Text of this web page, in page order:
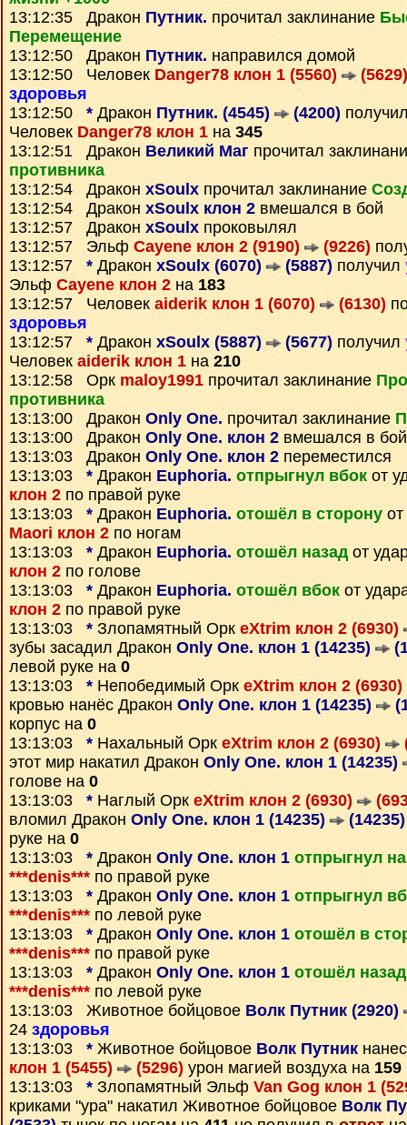
13:12:35 Дракон Путник. прочитал заклинание
Перемещение
13:12:50 Дракон Путник. направился домой
13:12:50 Человек Danger78 клон 1 (5560)
(5629)
здоровья
13:12:50 * Дракон Путник. (4545) (4200)
Человек Danger78 клон 1 на 345
13:12:51 Дракон Великий Маг прочитал
противника
13:12:54 Дракон xSoulx прочитал заклинание
13:12:54 Дракон xSoulx клон 2 вмешался в бой
13:12:57 Дракон xSoulx проковылял
13:12:57 Эльф Cayene клон 2 (9190) (9226)
13:12:57 * Дракон xSoulx (6070) (5887) получил
Эльф Cayene клон 2 на 183
13:12:57 Человек aiderik клон 1 (6070) (6130)
здоровья
13:12:57 * Дракон xSoulx (5887) (5677) получил
Человек aiderik клон 1 на 210
13:12:58 Орк maloy1991 прочитал заклинание
противника
13:13:00 Дракон Only One. прочитал заклинание
13:13:00 Дракон Only One. клон 2 вмешался в бой
13:13:03 Дракон Only One. клон 2 переместился
13:13:03 * Дракон Euphoria. отпрыгнул вбок от
клон 2 по правой руке
13:13:03 * Дракон Euphoria. отошёл в сторону
Maori клон 2 по ногам
13:13:03 * Дракон Euphoria. отошёл назадот
клон 2 по голове
13:13:03 * Дракон Euphoria. отошёл вбок от
клон 2 по правой руке
13:13:03 * Злопамятный Орк eXtrim клон 2 (6930)
зубы засадил Дракон Only One. клон 1 (14235)
левой руке на 0
13:13:03 * Непобедимый Орк eXtrim клон 2 (6930)
кровью нанёс Дракон Only One. клон 1 (14235)
корпус на 0
13:13:03 * Нахальный Орк eXtrim клон 2 (6930)
этот мир накатил Дракон Only One. клон 1 (14235)
голове на 0
13:13:03 * Наглый Орк eXtrim клон 2 (6930)
вломил Дракон Only One. клон 1 (14235) (14235)
руке на 0
13:13:03 * Дракон Only One. клон 1 отпрыгнул
***denis*** по правой руке
13:13:03 * Дракон Only One. клон 1 отпрыгнул
***denis*** по левой руке
13:13:03 * Дракон Only One. клон 1 отошёл в
***denis*** по правой руке
13:13:03 * Дракон Only One. клон 1 отошёл назад
***denis*** по левой руке
13:13:03 Животное бойцовое Волк Путник (2920)
24 здоровья
13:13:03 * Животное бойцовое Волк Путник
клон 1 (5455)
(5296) урон магией воздуха на 159
13:13:03 * Злопамятный Эльф Van Gog клон 1
криками "ура" накатил Животное бойцовое Волк